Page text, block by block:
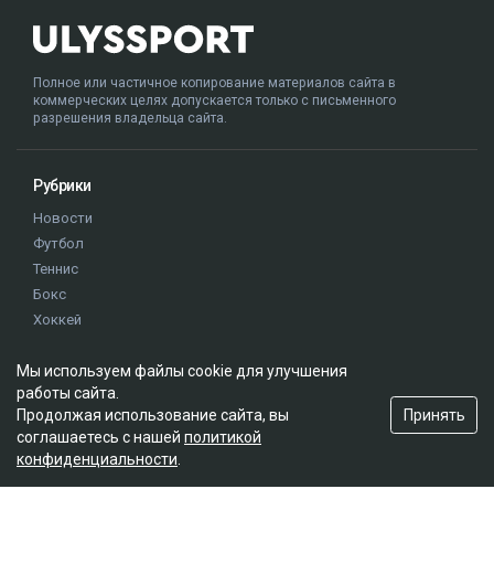
Полное или частичное копирование материалов сайта в
коммерческих целях допускается только с письменного
разрешения владельца сайта.
Рубрики
Новости
Футбол
Теннис
Бокс
Хоккей
Истории
Олимпиада
Редакция
О проекте
Мы используем файлы cookie для улучшения
работы сайта.
Продолжая использование сайта, вы
соглашаетесь с нашей политикой
конфиденциальности
Принять